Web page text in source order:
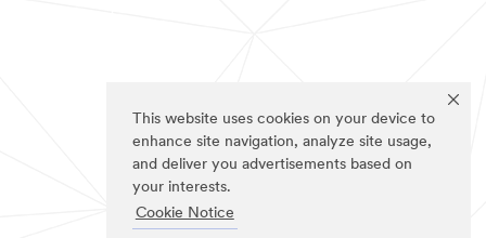
This website uses cookies on your device to
enhance site navigation, analyze site usage,
and deliver you advertisements based on
your interests.
Cookie Notice